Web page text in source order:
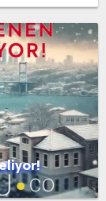
Çeşmelisebil
Derbent
Doğanbey
Emirgazi
Hadim